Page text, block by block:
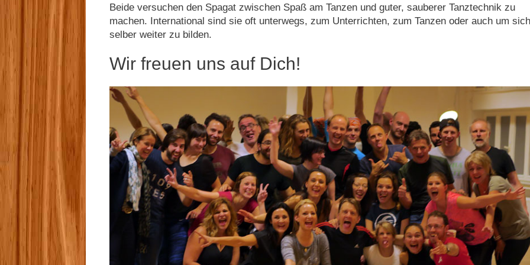
Beide versuchen den Spagat zwischen Spaß am Tanzen und guter, sauberer Tanztechnik zu
machen. International sind sie oft unterwegs, zum Unterrichten, zum Tanzen oder auch um sich
selber weiter zu bilden.
Wir freuen uns auf Dich!